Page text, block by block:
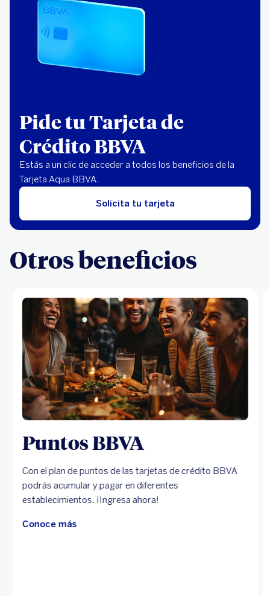
Pide tu Tarjeta de
Crédito BBVA
Estás a un clic de acceder a todos los beneficios de la
Tarjeta Aqua BBVA.
Solicita tu tarjeta
Otros beneficios
Puntos BBVA
Con el plan de puntos de las tarjetas de crédito BBVA
podrás acumular y pagar en diferentes
establecimientos. ¡Ingresa ahora!
Conoce más